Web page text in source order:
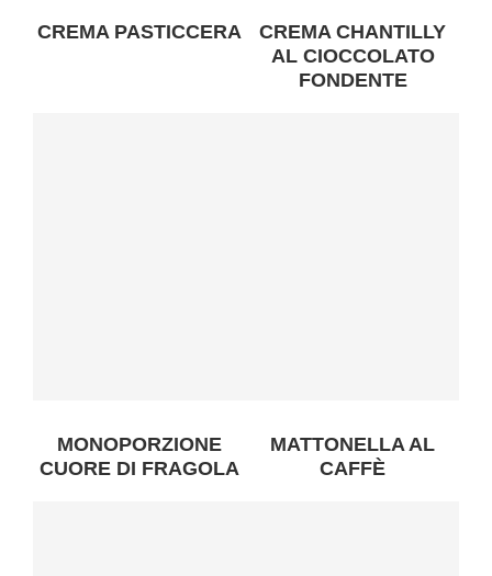
CREMA PASTICCERA
CREMA CHANTILLY
AL CIOCCOLATO
FONDENTE
MONOPORZIONE
CUORE DI FRAGOLA
MATTONELLA AL
CAFFÈ